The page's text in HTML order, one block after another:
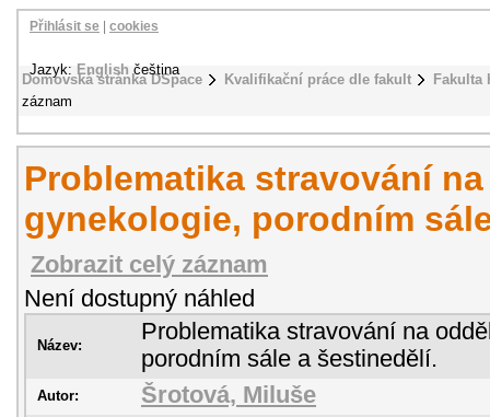
Domovská stránka DSpace Kvalifikační práce dle fakult
záznam
Přihlásit se cookies
Jazyk: English čeština
Problematika stravování
gynekologie, porodním
Zobrazit celý záznam
Není dostupný náhled
Název:
Problematika stravování na
porodním sále a šestinedělí.
Autor: Šrotová, Miluše